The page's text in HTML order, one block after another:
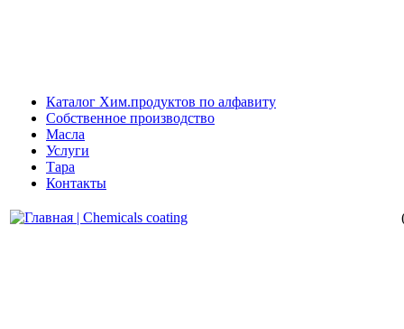
Каталог Хим.продуктов по алфавиту
Собственное производство
Масла
Услуги
Тара
Контакты